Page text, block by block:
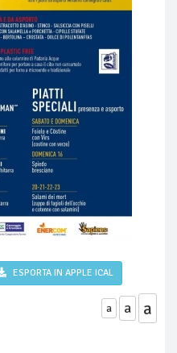
ESPORTA IN APPLE ICAL
a a a